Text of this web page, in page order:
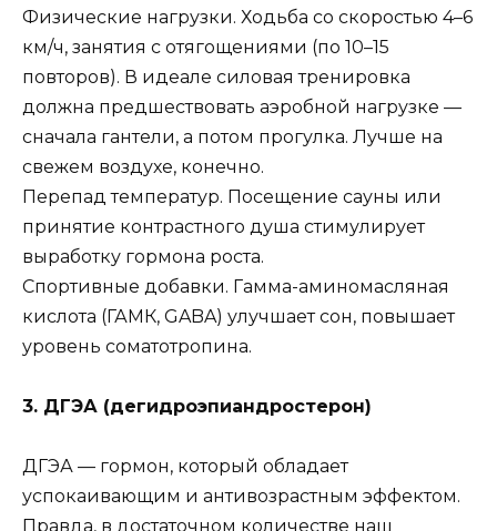
Физические нагрузки. Ходьба со скоростью 4–6
км/ч, занятия с отягощениями (по 10–15
повторов). В идеале силовая тренировка
должна предшествовать аэробной нагрузке —
сначала гантели, а потом прогулка. Лучше на
свежем воздухе, конечно.
Перепад температур. Посещение сауны или
принятие контрастного душа стимулирует
выработку гормона роста.
Спортивные добавки. Гамма-аминомасляная
кислота (ГАМК, GABA) улучшает сон, повышает
уровень соматотропина.
3. ДГЭА (дегидроэпиандростерон)
ДГЭА — гормон, который обладает
успокаивающим и антивозрастным эффектом.
Правда, в достаточном количестве наш